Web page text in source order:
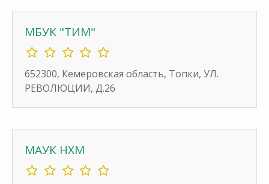
МБУК "ТИМ"
652300, Кемеровская область, Топки, УЛ.
РЕВОЛЮЦИИ, Д.26
МАУК НХМ